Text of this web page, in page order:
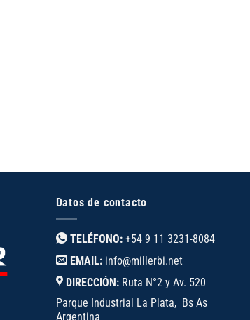
Datos de contacto
TELÉFONO:+54 9 11 3231-8084
EMAIL:info@millerbi.net
DIRECCIÓN:Ruta N°2 y Av. 520
Parque Industrial La Plata, Bs As
Argentina